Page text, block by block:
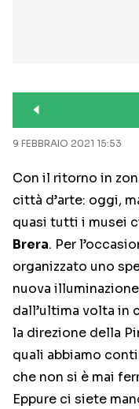
9 FEBBRAIO 2021 15:53
Con il ritorno in
città d’arte: oggi,
quasi tutti i musei
Brera. Per
organizzato uno
nuova
dall’ultima volta in
la direzione della
quali abbiamo
che non si è mai
Eppure ci siete